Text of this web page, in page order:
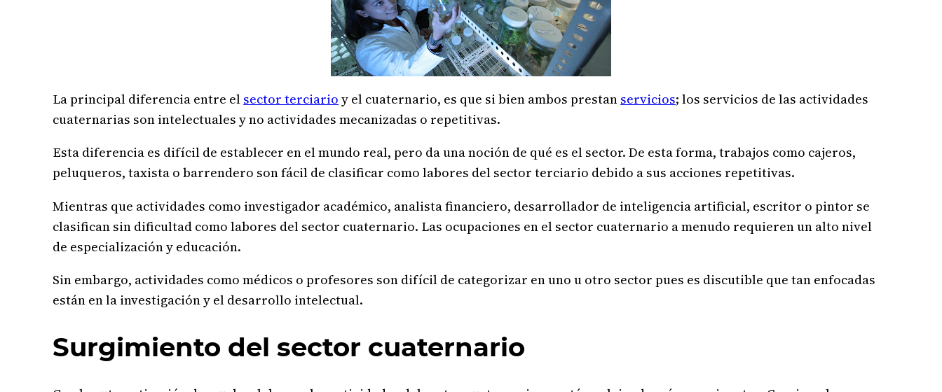
La principal diferencia entre el sector terciario y el cuaternario, es que si bien ambos prestan servicios; los servicios de las actividades
cuaternarias son intelectuales y no actividades mecanizadas o repetitivas.
Esta diferencia es difícil de establecer en el mundo real, pero da una noción de qué es el sector. De esta forma, trabajos como cajeros,
peluqueros, taxista o barrendero son fácil de clasificar como labores del sector terciario debido a sus acciones repetitivas.
Mientras que actividades como investigador académico, analista financiero, desarrollador de inteligencia artificial, escritor o pintor se
clasifican sin dificultad como labores del sector cuaternario. Las ocupaciones en el sector cuaternario a menudo requieren un alto nivel
de especialización y educación.
Sin embargo, actividades como médicos o profesores son difícil de categorizar en uno u otro sector pues es discutible que tan enfocadas
están en la investigación y el desarrollo intelectual.
Surgimiento del sector cuaternario